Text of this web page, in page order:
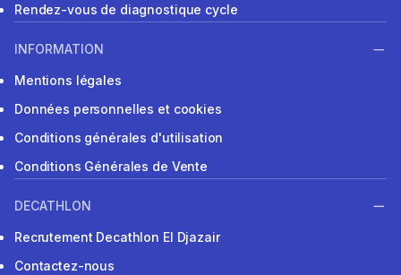
Rendez-vous de diagnostique cycle
INFORMATION
Mentions légales
Données personnelles et cookies
Conditions générales d'utilisation
Conditions Générales de Vente
DECATHLON
Recrutement Decathlon El Djazair
Contactez-nous